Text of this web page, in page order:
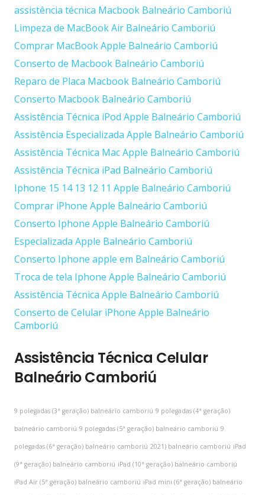
assistência técnica Macbook Balneário Camboriú
Limpeza de MacBook Air Balneário Camboriú
Comprar MacBook Apple Balneário Camboriú
Conserto de Macbook Balneário Camboriú
Reparo de Placa Macbook Balneário Camboriú
Conserto Macbook Balneário Camboriú
Assistência Técnica iPod Apple Balneário Camboriú
Assistência Especializada Apple Balneário Camboriú
Assistência Técnica Mac Apple Balneário Camboriú
Assistência Técnica iPad Balneário Camboriú
Iphone 15 14 13 12 11 Apple Balneário Camboriú
Comprar iPhone Apple Balneário Camboriú
Conserto Iphone Apple Balneário Camboriú
Especializada Apple Balneário Camboriú
Conserto Iphone apple em Balneário Camboriú
Troca de tela Iphone Apple Balneário Camboriú
Assistência Técnica Apple Balneário Camboriú
Conserto de Celular iPhone Apple Balneário
Camboriú
Assistência Técnica Celular
Balneário Camboriú
9 polegadas (3ª geração) balneário camboriú 9 polegadas (4ª geração)
balneário camboriú 9 polegadas (5ª geração) balneário camboriú 9
polegadas (6ª geração) balneário camboriú 2021) balneário camboriú iPad
(9ª geração) balneário camboriú iPad (10ª geração) balneário camboriú
iPad Air (5ª geração) balneário camboriú iPad mini (6ª geração) balneário